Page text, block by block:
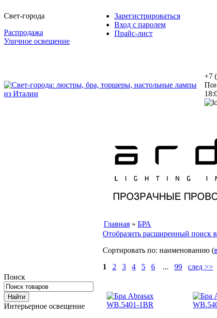
Свет-города
Распродажа
Уличное освещение
Зарегистрироваться
Вход с паролем
Прайс-лист
+7
Поиск
Интерьерное освещение
Главная » БРА
Отобразить расширенный поиск
Сортировать по: наименованию (
1
2 3 4 5 6 ... 99 след >>